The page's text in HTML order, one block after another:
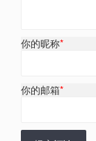
你的昵称*
你的邮箱*